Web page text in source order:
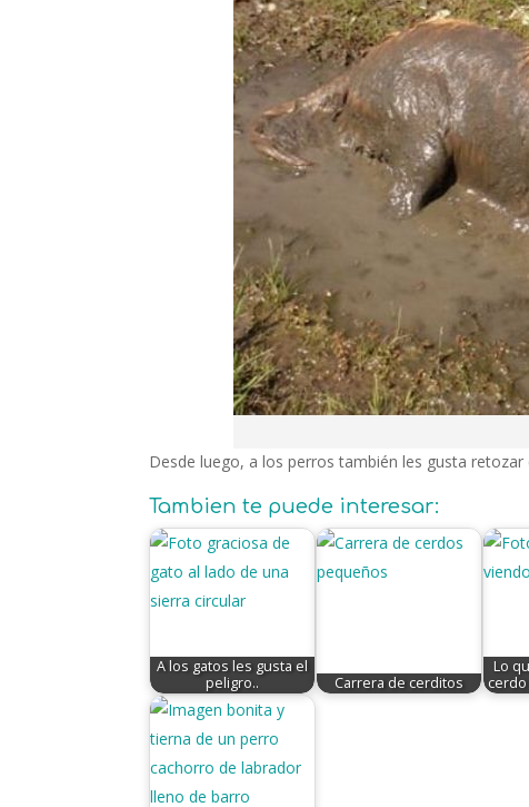
Desde luego, a los perros también les gusta retozar
Tambien te puede interesar:
A los gatos les gusta el
peligro..
Carrera de cerditos
Lo